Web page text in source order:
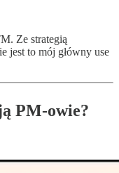
Ze strategią
jest to mój główny use
PM-owie?